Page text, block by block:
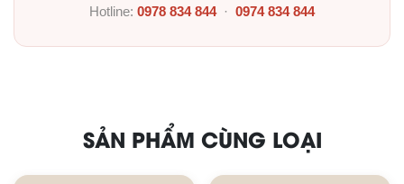
Hotline: 0978 834 844· 0974 834 844
SẢN PHẨM CÙNG LOẠI